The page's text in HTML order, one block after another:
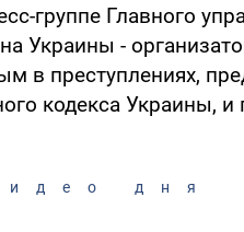
группе Главного
Украины -
в преступлениях,
кодекса Украины, и
дня